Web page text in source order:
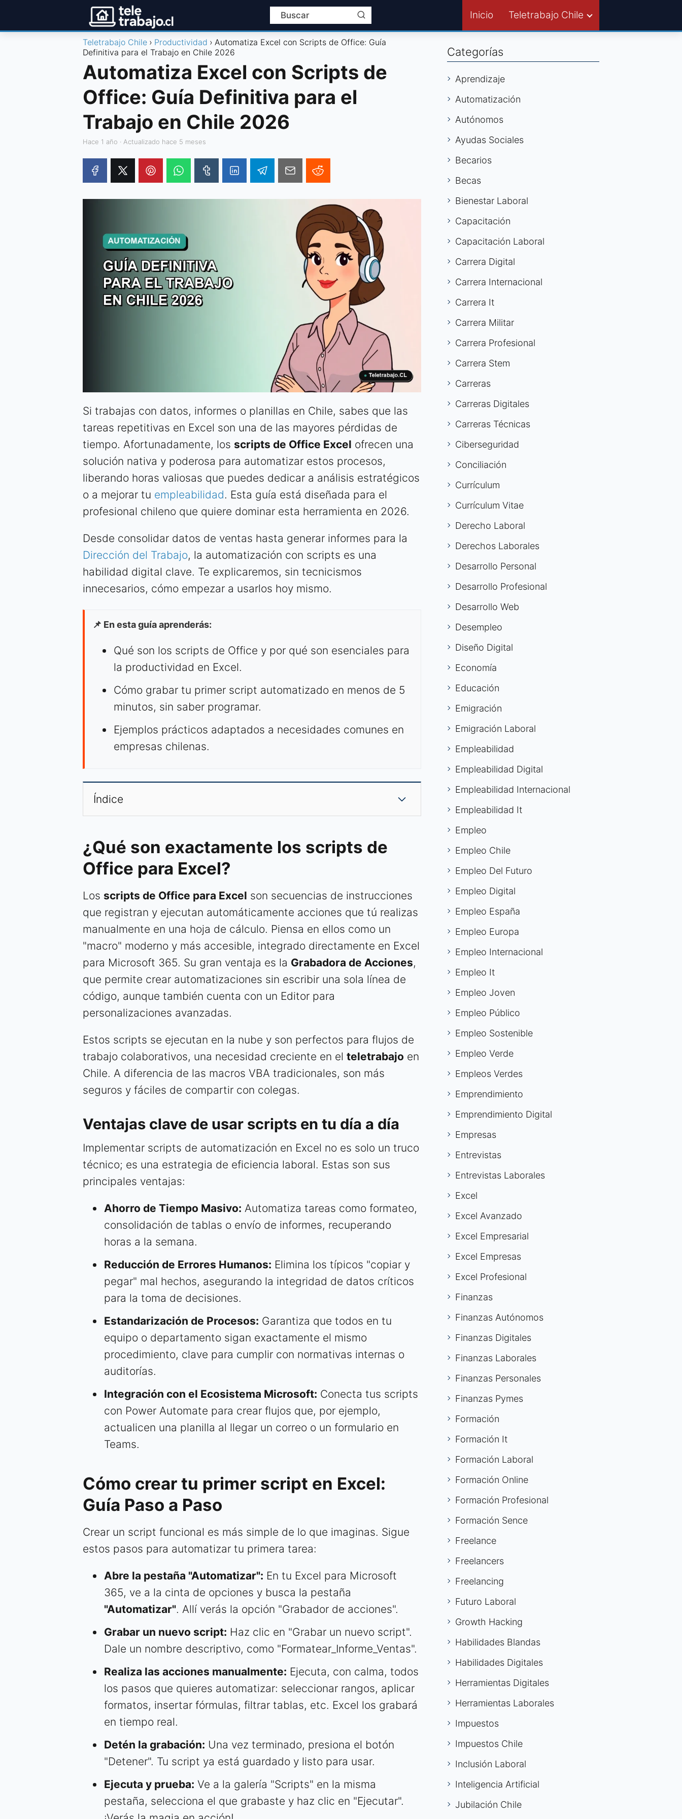
Inicio Teletrabajo Chile
Teletrabajo Chile Productividad
Automatiza Excel con Scripts de Office: Guía
Definitiva para el Trabajo en Chile 2026
Automatiza Excel con Scripts de
Office: Guía Definitiva para el
Trabajo en Chile 2026
hace 1 año · Actualizado hace 5 meses
Si trabajas con datos, informes o planillas en Chile, sabes que las
tareas repetitivas en Excel son una de las mayores pérdidas de
tiempo. Afortunadamente, los scripts de Office Excel ofrecen una
solución nativa y poderosa para automatizar estos procesos,
liberando horas valiosas que puedes dedicar a análisis estratégicos
o a mejorar tu empleabilidad. Esta guía está diseñada para el
profesional chileno que quiere dominar esta herramienta en 2026.
Desde consolidar datos de ventas hasta generar informes para la
Dirección del Trabajo, la automatización con scripts es una
habilidad digital clave. Te explicaremos, sin tecnicismos
innecesarios, cómo empezar a usarlos hoy mismo.
📌 En esta guía aprenderás:
Qué son los scripts de Office y por qué son esenciales para
la productividad en Excel.
Cómo grabar tu primer script automatizado en menos de 5
minutos, sin saber programar.
Ejemplos prácticos adaptados a necesidades comunes en
empresas chilenas.
Índice
¿Qué son exactamente los scripts de
Office para Excel?
Los scripts de Office para Excel son secuencias de instrucciones
que registran y ejecutan automáticamente acciones que tú realizas
manualmente en una hoja de cálculo. Piensa en ellos como un
"macro" moderno y más accesible, integrado directamente en Excel
para Microsoft 365. Su gran ventaja es la Grabadora de Acciones,
que permite crear automatizaciones sin escribir una sola línea de
código, aunque también cuenta con un Editor para
personalizaciones avanzadas.
Estos scripts se ejecutan en la nube y son perfectos para flujos de
trabajo colaborativos, una necesidad creciente en el teletrabajo en
Chile. A diferencia de las macros VBA tradicionales, son más
seguros y fáciles de compartir con colegas.
Ventajas clave de usar scripts en tu día a día
Implementar scripts de automatización en Excel no es solo un truco
técnico; es una estrategia de eficiencia laboral. Estas son sus
principales ventajas:
Ahorro de Tiempo Masivo: Automatiza tareas como formateo,
consolidación de tablas o envío de informes, recuperando
horas a la semana.
Reducción de Errores Humanos: Elimina los típicos "copiar y
pegar" mal hechos, asegurando la integridad de datos críticos
para la toma de decisiones.
Estandarización de Procesos: Garantiza que todos en tu
equipo o departamento sigan exactamente el mismo
procedimiento, clave para cumplir con normativas internas o
auditorías.
Integración con el Ecosistema Microsoft: Conecta tus scripts
con Power Automate para crear flujos que, por ejemplo,
actualicen una planilla al llegar un correo o un formulario en
Teams.
Cómo crear tu primer script en Excel:
Guía Paso a Paso
Crear un script funcional es más simple de lo que imaginas. Sigue
estos pasos para automatizar tu primera tarea:
Abre la pestaña "Automatizar": En tu Excel para Microsoft
365, ve a la cinta de opciones y busca la pestaña
"Automatizar". Allí verás la opción "Grabador de acciones".
Grabar un nuevo script: Haz clic en "Grabar un nuevo script".
Dale un nombre descriptivo, como "Formatear_Informe_Ventas".
Realiza las acciones manualmente: Ejecuta, con calma, todos
los pasos que quieres automatizar: seleccionar rangos, aplicar
formatos, insertar fórmulas, filtrar tablas, etc. Excel los grabará
en tiempo real.
Detén la grabación: Una vez terminado, presiona el botón
"Detener". Tu script ya está guardado y listo para usar.
Ejecuta y prueba: Ve a la galería "Scripts" en la misma
pestaña, selecciona el que grabaste y haz clic en "Ejecutar".
Categorías
Aprendizaje
Automatización
Autónomos
Ayudas Sociales
Becarios
Becas
Bienestar Laboral
Capacitación
Capacitación Laboral
Carrera Digital
Carrera Internacional
Carrera It
Carrera Militar
Carrera Profesional
Carrera Stem
Carreras
Carreras Digitales
Carreras Técnicas
Ciberseguridad
Conciliación
Currículum
Currículum Vitae
Derecho Laboral
Derechos Laborales
Desarrollo Personal
Desarrollo Profesional
Desarrollo Web
Desempleo
Diseño Digital
Economía
Educación
Emigración
Emigración Laboral
Empleabilidad
Empleabilidad Digital
Empleabilidad Internacional
Empleabilidad It
Empleo
Empleo Chile
Empleo Del Futuro
Empleo Digital
Empleo España
Empleo Europa
Empleo Internacional
Empleo It
Empleo Joven
Empleo Público
Empleo Sostenible
Empleo Verde
Empleos Verdes
Emprendimiento
Emprendimiento Digital
Empresas
Entrevistas
Entrevistas Laborales
Excel
Excel Avanzado
Excel Empresarial
Excel Empresas
Excel Profesional
Finanzas
Finanzas Autónomos
Finanzas Digitales
Finanzas Laborales
Finanzas Personales
Finanzas Pymes
Formación
Formación It
Formación Laboral
Formación Online
Formación Profesional
Formación Sence
Freelance
Freelancers
Freelancing
Futuro Laboral
Growth Hacking
Habilidades Blandas
Habilidades Digitales
Herramientas Digitales
Herramientas Laborales
Impuestos
Impuestos Chile
Inclusión Laboral
Inteligencia Artificial
Jubilación Chile